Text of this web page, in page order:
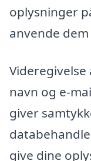
oplysninger
anvende
navn og e-
giver
give dine